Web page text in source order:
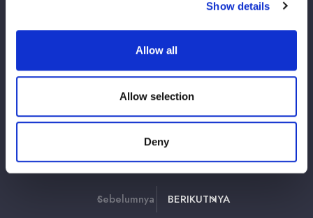
Show details
Allow all
Allow selection
Deny
【会場物販情報】7/25（土）『石川大会
デュオ・セレッソ』
3
Sebelumnya BERIKUTNYA